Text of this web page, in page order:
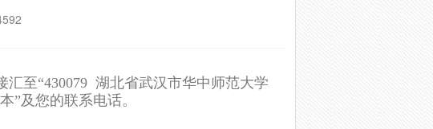
至“430079 湖北省武汉市华中师范大学
”及您的联系电话。